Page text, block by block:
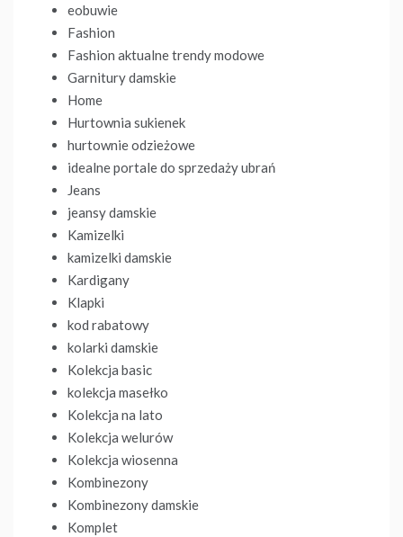
eobuwie
Fashion
Fashion aktualne trendy modowe
Garnitury damskie
Home
Hurtownia sukienek
hurtownie odzieżowe
idealne portale do sprzedaży ubrań
Jeans
jeansy damskie
Kamizelki
kamizelki damskie
Kardigany
Klapki
kod rabatowy
kolarki damskie
Kolekcja basic
kolekcja masełko
Kolekcja na lato
Kolekcja welurów
Kolekcja wiosenna
Kombinezony
Kombinezony damskie
Komplet